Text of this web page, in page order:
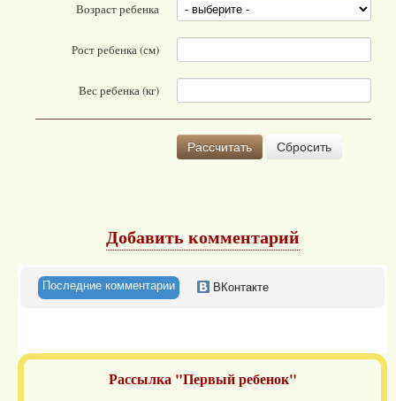
Возраст ребенка
Рост ребенка (см)
Вес ребенка (кг)
Рассчитать Сбросить
Добавить комментарий
Последние комментарии ВКонтакте
Рассылка "Первый ребенок"